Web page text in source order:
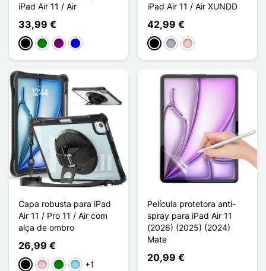
iPad Air 11 / Air
33,99 €
PretoVerdePúrpura
Azul
iPad Air 11 / Air XUNDD
42,99 €
PretoCinzento
Rosa
Capa robusta para iPad
Air 11 / Pro 11 / Air com
alça de ombro
26,99 €
PretoRosaVerdeAzul Claro
+1
Película protetora anti-
spray para iPad Air 11
(2026) (2025) (2024)
Mate
20,99 €